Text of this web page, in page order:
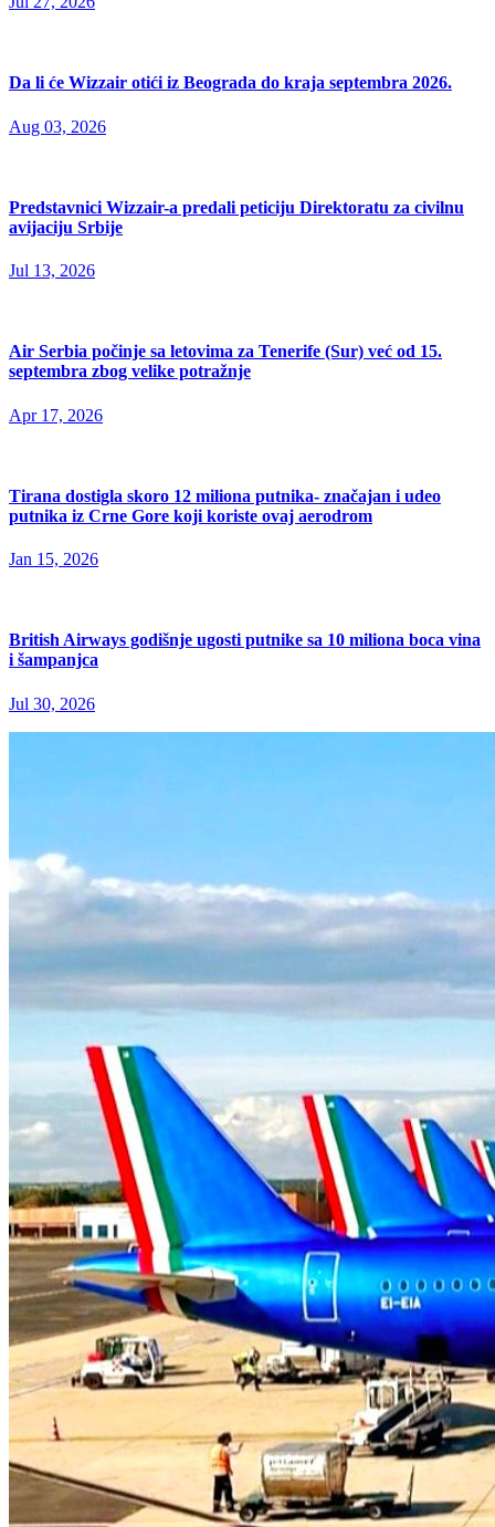
Da li će Wizzair otići iz Beograda do kraja septembra 2026.
Aug 03, 2026
Predstavnici Wizzair-a predali peticiju Direktoratu za civilnu
avijaciju Srbije
Jul 13, 2026
Air Serbia počinje sa letovima za Tenerife (Sur) već od 15.
septembra zbog velike potražnje
Apr 17, 2026
Tirana dostigla skoro 12 miliona putnika- značajan i udeo
putnika iz Crne Gore koji koriste ovaj aerodrom
Jan 15, 2026
British Airways godišnje ugosti putnike sa 10 miliona boca vina
i šampanjca
Jul 30, 2026